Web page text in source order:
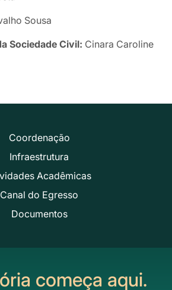
Sousa
Sociedade Civil: Cinara Caroline
Coordenação
Infraestrutura
Acadêmicas
Canal do Egresso
Documentos
começa aqui.